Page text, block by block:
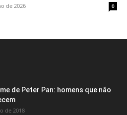
de 2026 0
de Peter Pan: homens que não
de 2018